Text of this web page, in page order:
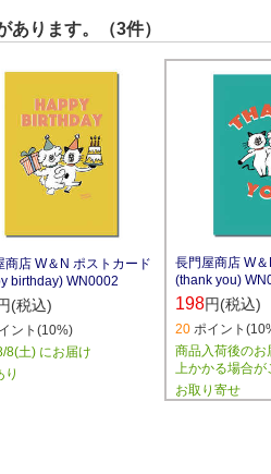
あります。（3件）
商店 W＆N ポストカード
birthday) WN0002
(税込)
ント(10%)
8(土) にお届け
り
長門屋商店 W
(thank you)
198円(税込)
20 ポイント
商品入荷後の
上かかる場合が
お取り寄せ